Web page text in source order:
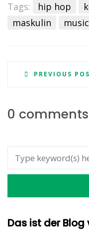
Tags: hip hop
maskulin
music
PREVIOUS
0 comments
Das ist der